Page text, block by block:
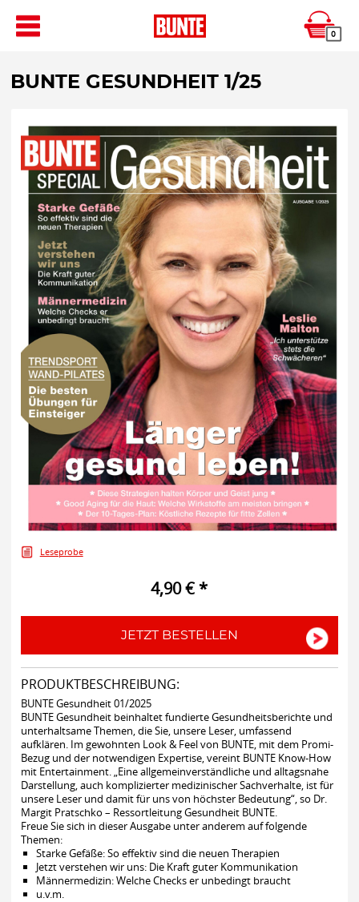
0
BUNTE GESUNDHEIT 1/25
Leseprobe
4,90 € *
JETZT BESTELLEN
PRODUKTBESCHREIBUNG:
BUNTE Gesundheit 01/2025
BUNTE Gesundheit beinhaltet fundierte Gesundheitsberichte und
unterhaltsame Themen, die Sie, unsere Leser, umfassend
aufklären. Im gewohnten Look & Feel von BUNTE, mit dem Promi-
Bezug und der notwendigen Expertise, vereint BUNTE Know-How
mit Entertainment. „Eine allgemeinverständliche und alltagsnahe
Darstellung, auch komplizierter medizinischer Sachverhalte, ist für
unsere Leser und damit für uns von höchster Bedeutung“, so Dr.
Margit Pratschko – Ressortleitung Gesundheit BUNTE.
Freue Sie sich in dieser Ausgabe unter anderem auf folgende
Themen:
Starke Gefäße: So effektiv sind die neuen Therapien
Jetzt verstehen wir uns: Die Kraft guter Kommunikation
Männermedizin: Welche Checks er unbedingt braucht
u.v.m.